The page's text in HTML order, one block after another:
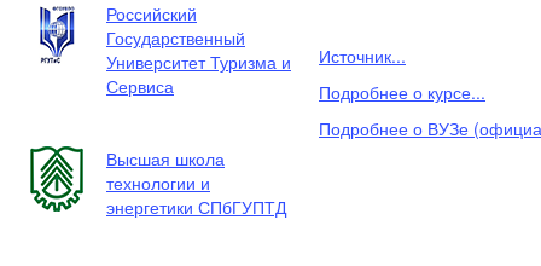
Российский
Государственный
Университет Туризма и
Сервиса
Высшая школа
технологии и
энергетики СПбГУПТД
Источник...
Подробнее о курсе...
Подробнее о ВУЗе